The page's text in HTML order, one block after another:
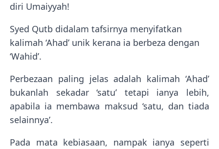
diri Umaiyyah!
Syed Qutb didalam tafsirnya menyifatkan
kalimah ‘Ahad’ unik kerana ia berbeza dengan
‘Wahid’.
Perbezaan paling jelas adalah kalimah ‘Ahad’
bukanlah sekadar ‘satu’ tetapi ianya lebih,
apabila ia membawa maksud ‘satu, dan tiada
selainnya’.
Pada mata kebiasaan, nampak ianya seperti